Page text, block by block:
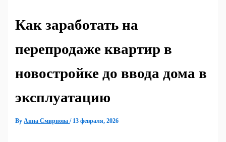
Как заработать на
перепродаже квартир в
новостройке до ввода дома в
эксплуатацию
ByАнна Смирнова/ 13 февраля, 2026